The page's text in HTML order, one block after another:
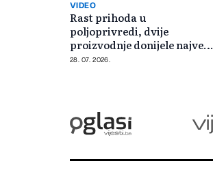
VIDEO
Rast prihoda u
poljoprivredi, dvije
proizvodnje donijele najveću
zaradu
28. 07. 2026.